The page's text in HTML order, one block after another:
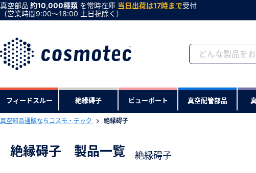
真空部品 約10,000種類 を常時在庫 当日出荷は17時まで受付
（営業時間9:00〜18:00 土日祝除く）
フィードスルー 絶縁碍子 ビューポート 真空配管部品
真空部品通販ならコスモ・テック 絶縁碍子
絶縁碍子 製品一覧 絶縁碍子
会員登録がお済みでな
会員登録をすれば、便利な機能がご利用いた